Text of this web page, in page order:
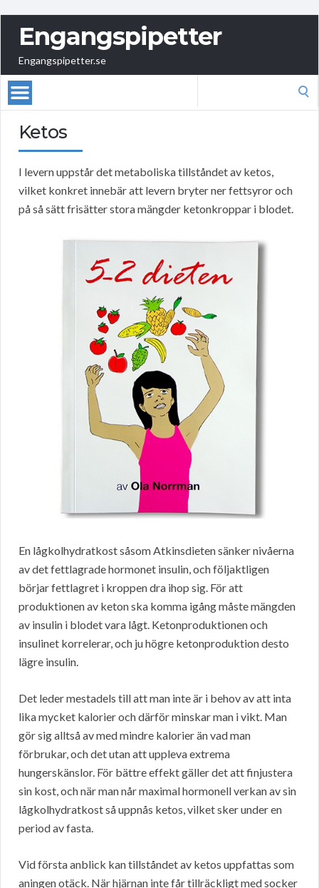
Engangspipetter
Engangspipetter.se
Ketos
I levern uppstår det metaboliska tillståndet av ketos,
vilket konkret innebär att levern bryter ner fettsyror och
på så sätt frisätter stora mängder ketonkroppar i blodet.
En lågkolhydratkost såsom Atkinsdieten sänker nivåerna
av det fettlagrade hormonet insulin, och följaktligen
börjar fettlagret i kroppen dra ihop sig. För att
produktionen av keton ska komma igång måste mängden
av insulin i blodet vara lågt. Ketonproduktionen och
insulinet korrelerar, och ju högre ketonproduktion desto
lägre insulin.
Det leder mestadels till att man inte är i behov av att inta
lika mycket kalorier och därför minskar man i vikt. Man
gör sig alltså av med mindre kalorier än vad man
förbrukar, och det utan att uppleva extrema
hungerskänslor. För bättre effekt gäller det att finjustera
sin kost, och när man når maximal hormonell verkan av sin
lågkolhydratkost så uppnås ketos, vilket sker under en
period av fasta.
Vid första anblick kan tillståndet av ketos uppfattas som
aningen otäck. När hjärnan inte får tillräckligt med socker